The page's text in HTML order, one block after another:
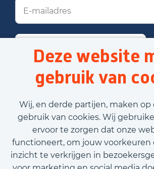
Deze website
gebruik van
Wij, en derde partijen, maken op
gebruik van cookies. Wij
ervoor te zorgen dat onze
functioneert, om jouw voorkeuren
inzicht te verkrijgen in
Achternaam
E-mailadres
Stel job alert in